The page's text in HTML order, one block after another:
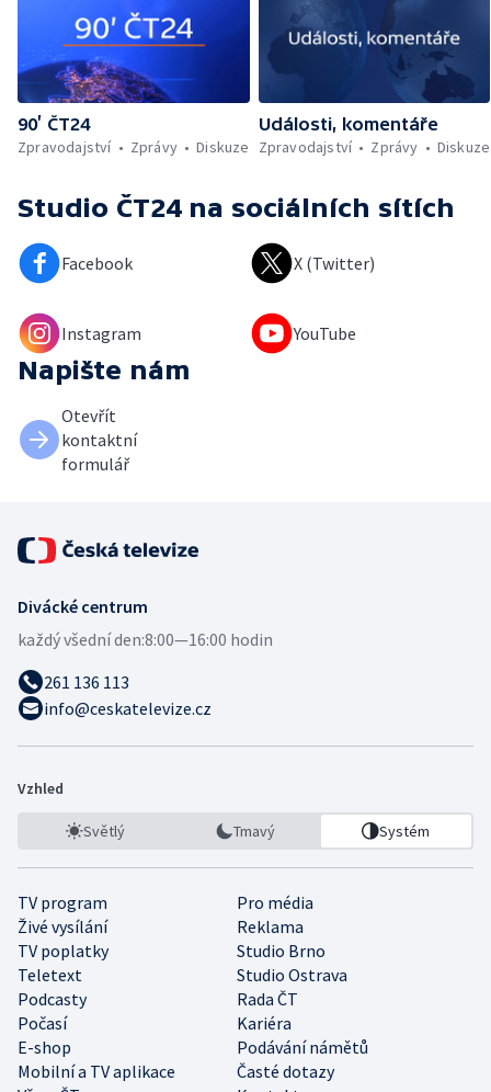
90’ ČT24
Zpravodajství
Zprávy Diskuze
Události, komentáře
Zpravodajství
Zprávy Diskuze
Studio ČT24 na sociálních sítích
Facebook X (Twitter)
Instagram YouTube
Napište nám
Otevřít
kontaktní
formulář
Divácké centrum
každý všední den:8:00—16:00 hodin
261 136 113
info@ceskatelevize.cz
Vzhled
Světlý Tmavý Systém
TV program
Pro média
Živé vysílání
Reklama
TV poplatky
Studio Brno
Teletext
Studio Ostrava
Podcasty
Rada ČT
Počasí
Kariéra
E-shop
Podávání námětů
Mobilní a TV aplikace
Časté dotazy